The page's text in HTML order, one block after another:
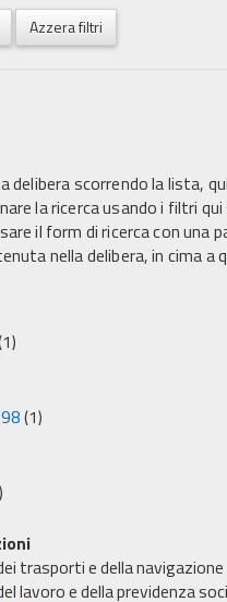
Azzera filtri
delibera scorrendo la lista,
la ricerca usando i filtri
il form di ricerca con una
nella delibera, in cima a
(1)
trasporti e della navigazione
lavoro e della previdenza